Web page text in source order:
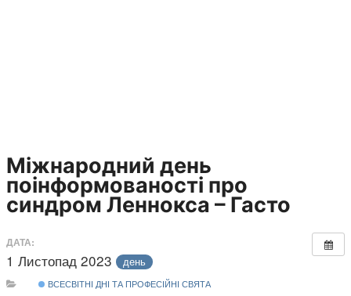
Міжнародний день
поінформованості про
синдром Леннокса – Гасто
ДАТА:
1 Листопад 2023 день
ВСЕСВІТНІ ДНІ ТА ПРОФЕСІЙНІ СВЯТА